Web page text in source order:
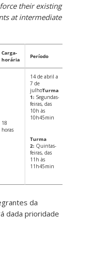
their existing
at intermediate
Carga-
horária
Período
18
horas
14 de abril a
7 de
julhoTurma
1: Segundas-
feiras, das
10h às
10h45min
Turma
2: Quintas-
feiras, das
11h às
11h45min
da
dada prioridade